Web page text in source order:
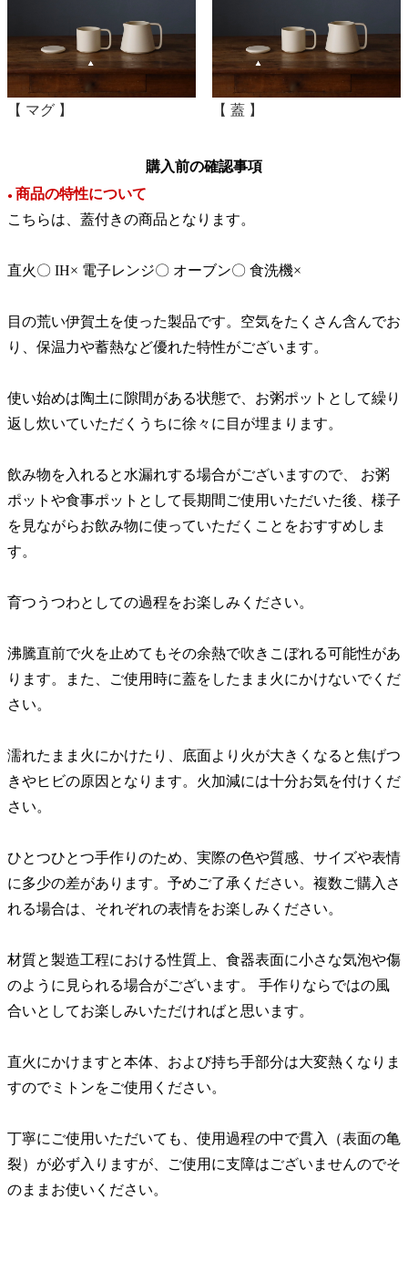
【 マグ 】 【 蓋 】
購入前の確認事項
● 商品の特性について
こちらは、蓋付きの商品となります。
直火〇 IH× 電子レンジ〇 オーブン〇 食洗機×
目の荒い伊賀土を使った製品です。空気をたくさん含んでお
り、保温力や蓄熱など優れた特性がございます。
使い始めは陶土に隙間がある状態で、お粥ポットとして繰り
返し炊いていただくうちに徐々に目が埋まります。
飲み物を入れると水漏れする場合がございますので、 お粥
ポットや食事ポットとして長期間ご使用いただいた後、様子
を見ながらお飲み物に使っていただくことをおすすめしま
す。
育つうつわとしての過程をお楽しみください。
沸騰直前で火を止めてもその余熱で吹きこぼれる可能性があ
ります。また、ご使用時に蓋をしたまま火にかけないでくだ
さい。
濡れたまま火にかけたり、底面より火が大きくなると焦げつ
きやヒビの原因となります。火加減には十分お気を付けくだ
さい。
ひとつひとつ手作りのため、実際の色や質感、サイズや表情
に多少の差があります。予めご了承ください。複数ご購入さ
れる場合は、それぞれの表情をお楽しみください。
材質と製造工程における性質上、食器表面に小さな気泡や傷
のように見られる場合がございます。 手作りならではの風
合いとしてお楽しみいただければと思います。
直火にかけますと本体、および持ち手部分は大変熱くなりま
すのでミトンをご使用ください。
丁寧にご使用いただいても、使用過程の中で貫入（表面の亀
裂）が必ず入りますが、ご使用に支障はございませんのでそ
のままお使いください。